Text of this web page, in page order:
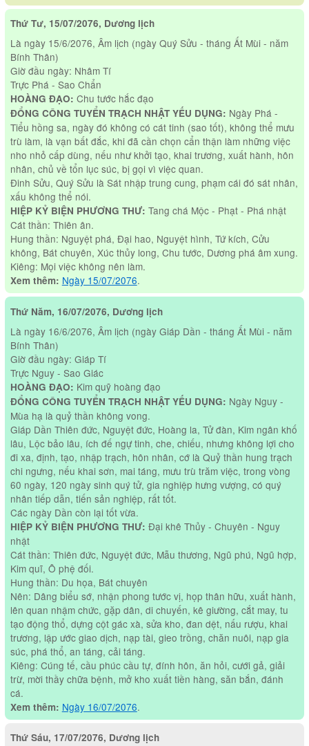
Thứ Tư, 15/07/2076, Dương lịch
Là ngày 15/6/2076, Âm lịch (ngày Quý Sửu - tháng Ất Mùi - năm
Bính Thân)
Giờ đầu ngày: Nhâm Tí
Trực Phá - Sao Chẩn
HOÀNG ĐẠO: Chu tước hắc đạo
ĐỔNG CÔNG TUYỂN TRẠCH NHẬT YẾU DỤNG: Ngày Phá -
Tiểu hồng sa, ngày đó không có cát tinh (sao tốt), không thể mưu
trù làm, là vạn bất đắc, khi đã cần chọn cẩn thận làm những việc
nho nhỏ cấp dùng, nếu như khởi tạo, khai trương, xuất hành, hôn
nhân, chủ về tổn lục súc, bị gọi vì việc quan.
Đinh Sửu, Quý Sửu là Sát nhập trung cung, phạm cái đó sát nhân,
xấu không thể nói.
HIỆP KỶ BIỆN PHƯƠNG THƯ: Tang chá Mộc - Phạt - Phá nhật
Cát thần: Thiên ân.
Hung thần: Nguyệt phá, Đại hao, Nguyệt hình, Tứ kích, Cửu
không, Bát chuyên, Xúc thủy long, Chu tước, Dương phá âm xung.
Kiêng: Mọi việc không nên làm.
Xem thêm: Ngày 15/07/2076.
Thứ Năm, 16/07/2076, Dương lịch
Là ngày 16/6/2076, Âm lịch (ngày Giáp Dần - tháng Ất Mùi - năm
Bính Thân)
Giờ đầu ngày: Giáp Tí
Trực Nguy - Sao Giác
HOÀNG ĐẠO: Kim quỹ hoàng đạo
ĐỔNG CÔNG TUYỂN TRẠCH NHẬT YẾU DỤNG: Ngày Nguy -
Mùa hạ là quỷ thần không vong.
Giáp Dần Thiên đức, Nguyệt đức, Hoàng la, Tử đàn, Kim ngân khố
lâu, Lộc bảo lâu, ích đế ngự tinh, che, chiếu, nhưng không lợi cho
đi xa, định, tạo, nhập trạch, hôn nhân, cớ là Quỷ thần hung trạch
chi ngưng, nếu khai sơn, mai táng, mưu trù trăm việc, trong vòng
60 ngày, 120 ngày sinh quý tử, gia nghiệp hưng vượng, có quý
nhân tiếp dẫn, tiến sản nghiệp, rất tốt.
Các ngày Dần còn lại tốt vừa.
HIỆP KỶ BIỆN PHƯƠNG THƯ: Đại khê Thủy - Chuyên - Nguy
nhật
Cát thần: Thiên đức, Nguyệt đức, Mẫu thương, Ngũ phú, Ngũ hợp,
Kim quĩ, Ô phệ đối.
Hung thần: Du họa, Bát chuyên
Nên: Dâng biểu sớ, nhận phong tước vị, họp thân hữu, xuất hành,
lên quan nhậm chức, gặp dân, di chuyến, kê giường, cắt may, tu
tạo động thổ, dựng cột gác xà, sửa kho, đan dệt, nấu rượu, khai
trương, lập ước giao dịch, nạp tài, gieo trồng, chăn nuôi, nạp gia
súc, phá thổ, an táng, cải táng.
Kiêng: Cúng tế, cầu phúc cầu tự, đính hôn, ăn hỏi, cưới gả, giải
trừ, mời thầy chữa bệnh, mở kho xuất tiền hàng, săn bắn, đánh
cá.
Xem thêm: Ngày 16/07/2076.
Thứ Sáu, 17/07/2076, Dương lịch